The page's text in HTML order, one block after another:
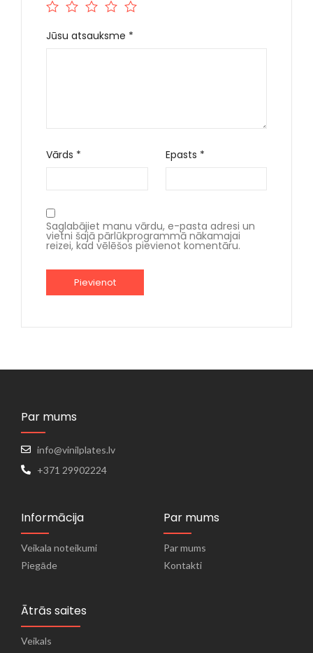
Jūsu atsauksme *
Vārds * Epasts *
Saglabājiet manu vārdu, e-pasta adresi un
vietni šajā pārlūkprogrammā nākamajai
reizei, kad vēlēšos pievienot komentāru.
Par mums
info@vinilplates.lv
+371 29902224
Informācija
Veikala noteikumi
Piegāde
Par mums
Par mums
Kontakti
Ātrās saites
Veikals